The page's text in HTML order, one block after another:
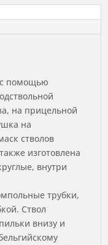
с помощью
на прицельной
на
стволов
изготовлена
внутри
трубки,
Ствол
внизу и